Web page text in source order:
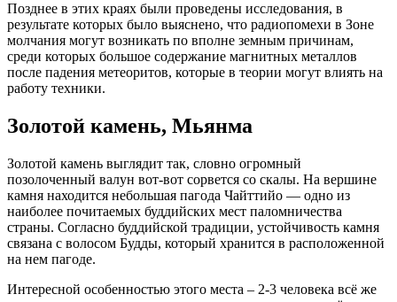
Позднее в этих краях были проведены исследования, в
результате которых было выяснено, что радиопомехи в Зоне
молчания могут возникать по вполне земным причинам,
среди которых большое содержание магнитных металлов
после падения метеоритов, которые в теории могут влиять на
работу техники.
Золотой камень, Мьянма
Золотой камень выглядит так, словно огромный
позолоченный валун вот-вот сорвется со скалы. На вершине
камня находится небольшая пагода Чайттийо — одно из
наиболее почитаемых буддийских мест паломничества
страны. Согласно буддийской традиции, устойчивость камня
связана с волосом Будды, который хранится в расположенной
на нем пагоде.
Интересной особенностью этого места – 2-3 человека всё же